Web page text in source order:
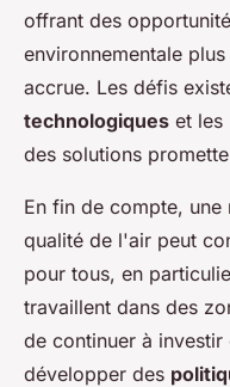
offrant des
environnementale
accrue. Les défis
technologiques et les
des solutions
En fin de compte, une
qualité de l'air peut
pour tous, en
travaillent dans des
de continuer à
développer des